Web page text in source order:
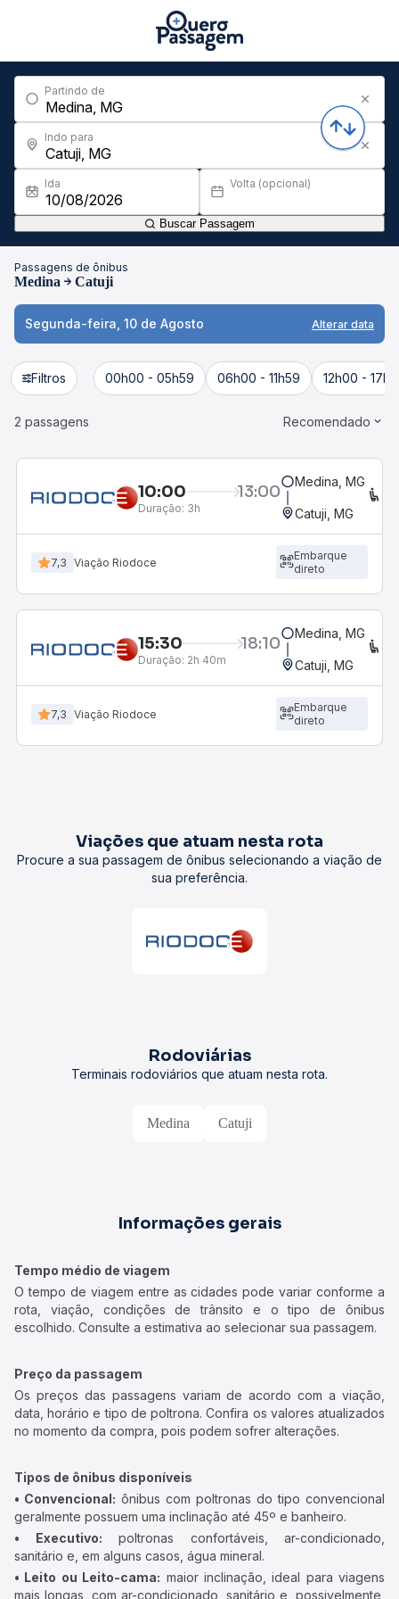
Partindo de
Indo para
Ida Volta (opcional)
Buscar Passagem
Passagens de ônibus
Medina Catuji
Segunda-feira, 10 de Agosto Alterar data
Filtros 00h00 - 05h59 06h00 - 11h59 12h00 -
2 passagens Recomendado
10:00 13:00
Duração: 3h
Medina, MG
Catuji, MG
7,3 Viação Riodoce
Embarque
direto
15:30 18:10
Duração: 2h 40m
Medina, MG
Catuji, MG
7,3 Viação Riodoce
Embarque
direto
Viações que atuam nesta rota
Procure a sua passagem de ônibus selecionando a viação de
sua preferência.
Rodoviárias
Terminais rodoviários que atuam nesta rota.
Medina Catuji
Informações gerais
Tempo médio de viagem
O tempo de viagem entre as cidades pode variar conforme a
rota, viação, condições de trânsito e o tipo de ônibus
escolhido. Consulte a estimativa ao selecionar sua passagem.
Preço da passagem
Os preços das passagens variam de acordo com a viação,
data, horário e tipo de poltrona. Confira os valores atualizados
no momento da compra, pois podem sofrer alterações.
Tipos de ônibus disponíveis
• Convencional: ônibus com poltronas do tipo convencional
geralmente possuem uma inclinação até 45º e banheiro.
• Executivo: poltronas confortáveis, ar-condicionado,
sanitário e, em alguns casos, água mineral.
• Leito ou Leito-cama: maior inclinação, ideal para viagens
mais longas, com ar-condicionado, sanitário e, possivelmente,